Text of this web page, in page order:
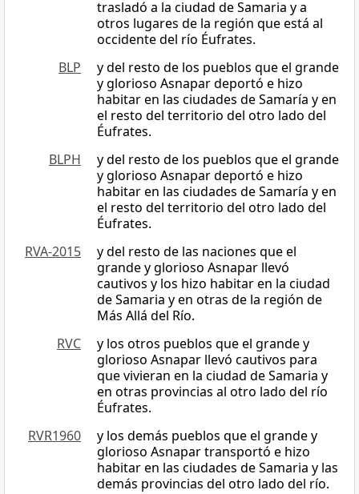
trasladó a la ciudad de Samaria y a
otros lugares de la región que está al
occidente del río Éufrates.
BLP
y del resto de los pueblos que el grande
y glorioso Asnapar deportó e hizo
habitar en las ciudades de Samaría y en
el resto del territorio del otro lado del
Éufrates.
BLPH
y del resto de los pueblos que el grande
y glorioso Asnapar deportó e hizo
habitar en las ciudades de Samaría y en
el resto del territorio del otro lado del
Éufrates.
RVA-2015
y del resto de las naciones que el
grande y glorioso Asnapar llevó
cautivos y los hizo habitar en la ciudad
de Samaria y en otras de la región de
Más Allá del Río.
RVC
y los otros pueblos que el grande y
glorioso Asnapar llevó cautivos para
que vivieran en la ciudad de Samaria y
en otras provincias al otro lado del río
Éufrates.
RVR1960
y los demás pueblos que el grande y
glorioso Asnapar transportó e hizo
habitar en las ciudades de Samaria y las
demás provincias del otro lado del río.